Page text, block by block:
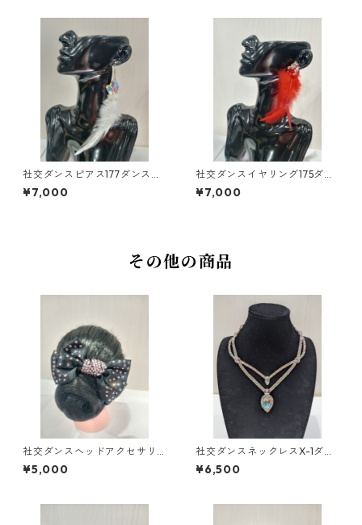
社交ダンスピアス177ダンスア
クセサリーベリーダンスブラ
イダルアクセサリー
¥7,000
社交ダンスイヤリング175ダン
スアクセサリーベリーダンス
ブライダルアクセサリー
¥7,000
その他の商品
社交ダンスヘッドアクセサリ
ーHA-75ピンクダンスアクセ
サリーベリーダンスブライダ
¥5,000
社交ダンスネックレスX-1ダン
スアクセサリーベリーダンス
ブライダルアクセサリー
¥6,500